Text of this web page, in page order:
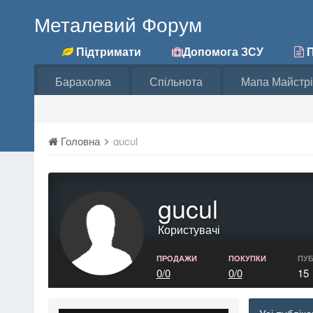
Металевий Форум
Підтримати Допомога ЗСУ
Барахолка
Спільнота Мапа
Головна gucul
gucul
Користувачі
ПРОДАЖИ
0/0
ПОКУПКИ
0/0 15